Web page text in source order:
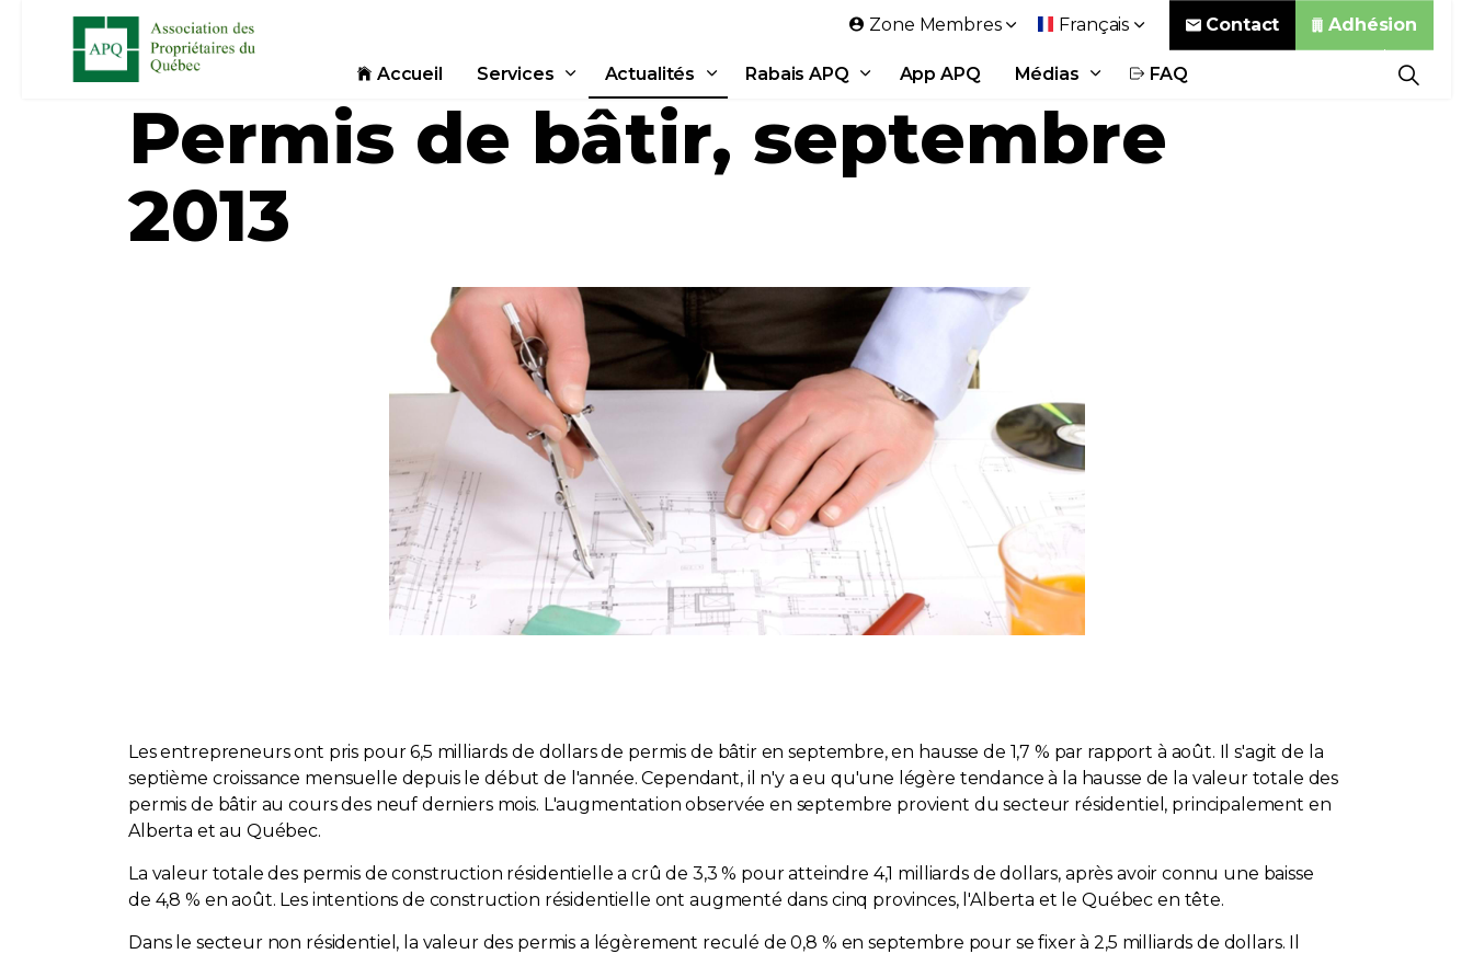
Accueil Services Actualités Rabais APQ App APQ Médias FAQ
Zone Membres Français Contact Adhésion
Permis de bâtir, septembre
2013
Les entrepreneurs ont pris pour 6,5 milliards de dollars de permis de bâtir en septembre, en hausse de 1,7 % par rapport à août. Il s'agit de la
septième croissance mensuelle depuis le début de l'année. Cependant, il n'y a eu qu'une légère tendance à la hausse de la valeur totale des
permis de bâtir au cours des neuf derniers mois. L'augmentation observée en septembre provient du secteur résidentiel, principalement en
Alberta et au Québec.
La valeur totale des permis de construction résidentielle a crû de 3,3 % pour atteindre 4,1 milliards de dollars, après avoir connu une baisse
de 4,8 % en août. Les intentions de construction résidentielle ont augmenté dans cinq provinces, l'Alberta et le Québec en tête.
Dans le secteur non résidentiel, la valeur des permis a légèrement reculé de 0,8 % en septembre pour se fixer à 2,5 milliards de dollars. Il